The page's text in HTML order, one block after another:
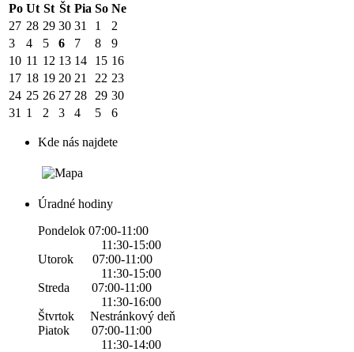
Po Ut St Št Pia So Ne
27 28 29 30 31 1
2
3
4 5 6 7 8
9
10 11 12 13 14 15 16
17 18 19 20 21 22 23
24 25 26 27 28 29 30
31 1 2 3 4 5 6
Kde nás najdete
Úradné hodiny
Pondelok 07:00-11:00
11:30-15:00
Utorok 07:00-11:00
11:30-15:00
Streda 07:00-11:00
11:30-16:00
Štvrtok Nestránkový deň
Piatok 07:00-11:00
11:30-14:00